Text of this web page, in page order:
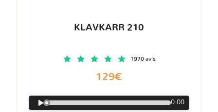
KLAVKARR 210
1970 avis
129€
0:00